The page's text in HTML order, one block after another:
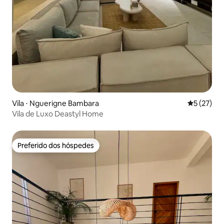
Vila ⋅ Nguerigne Bambara 5 de uma
5 (27)
Vila de Luxo Deastyl Home
Preferido dos hóspedes
Preferido dos hóspedes